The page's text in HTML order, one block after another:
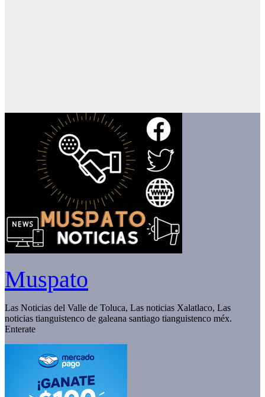
Muspato
Las Noticias del Valle de Toluca, Las noticias Xalatlaco, Las
noticias tianguistenco de galeana santiago tianguistenco méx.
Enterate